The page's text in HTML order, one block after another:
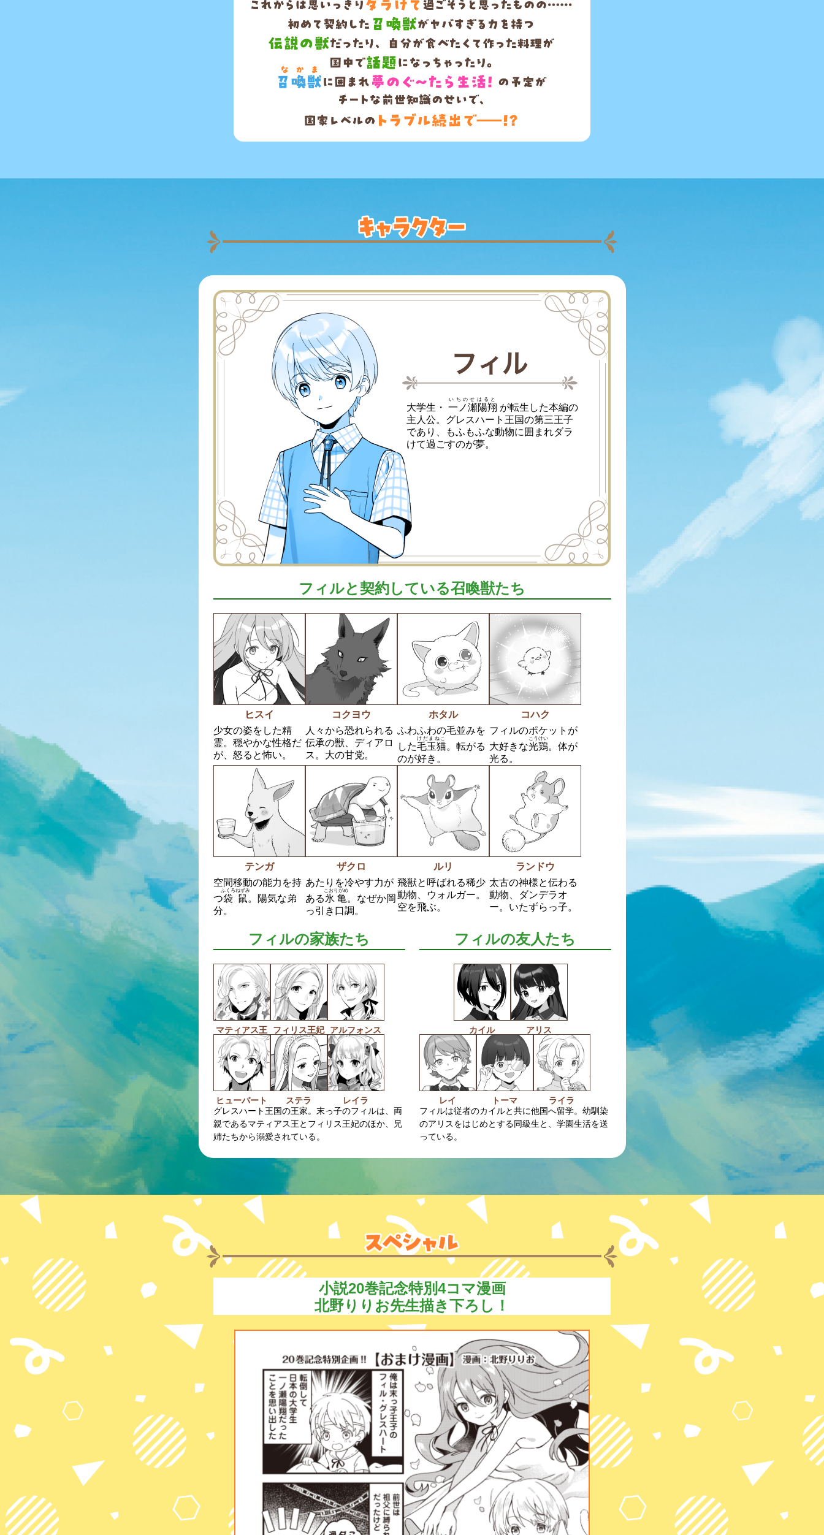
大学生・ 一ノ瀬陽翔
いちのせはると
主人公。グレスハート王国の第三王子
であり、もふもふな動物に囲まれダラ
けて過ごすのが夢。
フィルと契約している召喚獣たち
ヒスイ
少女の姿をした精
霊。穏やかな性格だ
が、怒ると怖い。
コクヨウ
人々から恐れられる
伝承の獣、ディアロ
ス。大の甘党。
ホタル
ふわふわの毛並みを
した毛玉猫
けだまねこ
。転がる
のが好き。
コハク
フィルのポケットが
大好きな光鶏
こうけい
。体が
光る。
テンガ
空間移動の能力を持
つ袋鼠
ふくろねずみ
。陽気な弟
分。
ザクロ
あたりを冷やす力が
ある氷亀
こおりがめ
。なぜか岡
っ引き口調。
ルリ
飛獣と呼ばれる稀少
動物、ウォルガー。
空を飛ぶ。
ランドウ
太古の神様と伝わる
動物、ダンデラオ
ー。いたずらっ子。
フィルの家族たち
マティアス王 フィリス王妃 アルフォンス
ヒューバート ステラ
レイラ
グレスハート王国の王家。末っ子のフィルは、両
親であるマティアス王とフィリス王妃のほか、兄
姉たちから溺愛されている。
フィルの友人たち
カイル アリス
レイ トーマ
ライラ
フィルは従者のカイルと共に他国へ留学。幼馴染
のアリスをはじめとする同級生と、学園生活を送
っている。
小説20巻記念特別4コマ漫画
北野りりお先生描き下ろし！